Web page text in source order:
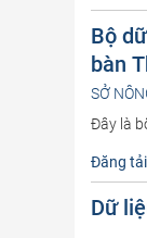
Bộ
bàn
SỞ
Đây là
Đăng
Dữ